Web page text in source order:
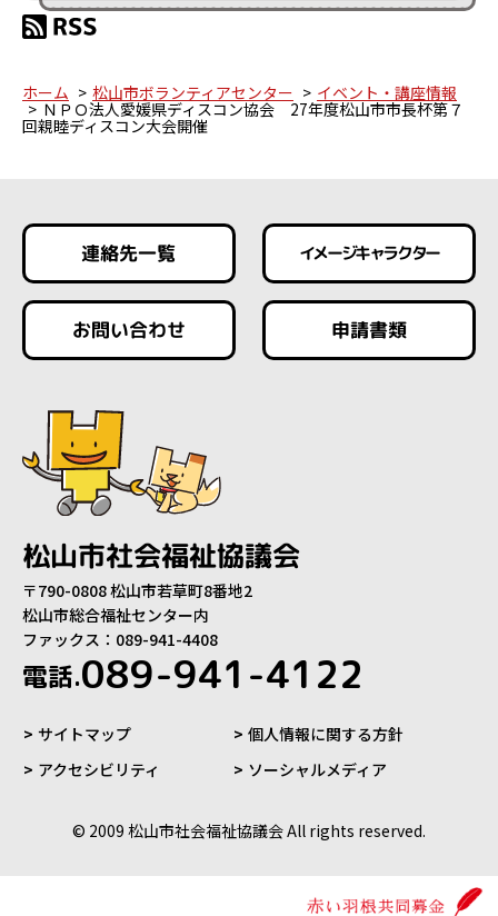
ホーム 松山市ボランティアセンター イベント・講座情報
ＮＰＯ法人愛媛県ディスコン協会 27年度松山市市長杯第７
回親睦ディスコン大会開催
連絡先一覧 イメージキャラクター
お問い合わせ 申請書類
松山市社会福祉協議会
〒790-0808 松山市若草町8番地2
松山市総合福祉センター内
ファックス：089-941-4408
電話.089-941-4122
サイトマップ
個人情報に関する方針
アクセシビリティ
ソーシャルメディア
© 2009 松山市社会福祉協議会 All rights reserved.